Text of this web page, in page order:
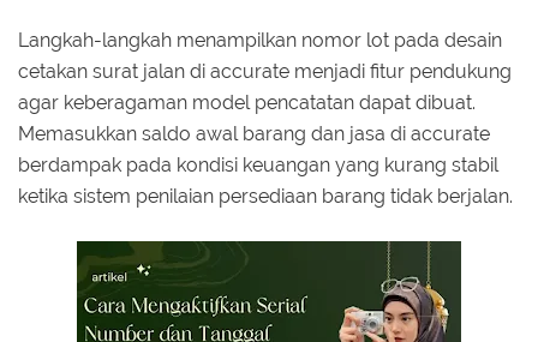
Langkah-langkah menampilkan nomor lot pada desain
cetakan surat jalan di accurate menjadi fitur pendukung
agar keberagaman model pencatatan dapat dibuat.
Memasukkan saldo awal barang dan jasa di accurate
berdampak pada kondisi keuangan yang kurang stabil
ketika sistem penilaian persediaan barang tidak berjalan.